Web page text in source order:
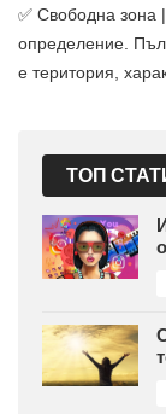
✅ Свободна зона
определение.
е територия,
ТОП